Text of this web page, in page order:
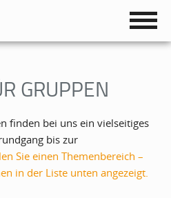
GRUPPEN
finden bei uns ein vielseitiges
bis zur
Sie einen Themenbereich –
in der Liste unten angezeigt.